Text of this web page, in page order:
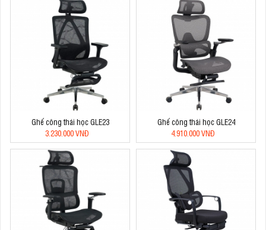
Ghế công thái học GLE23
3.230.000 VNĐ
Ghế công thái học GLE24
4.910.000 VNĐ